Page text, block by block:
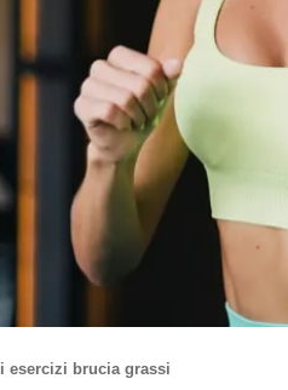
esercizi brucia grassi